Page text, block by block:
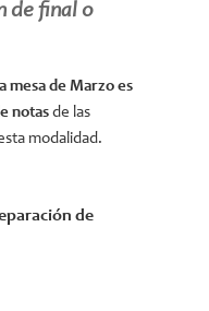
de final o
mesa de Marzo es
notas de las
modalidad.
de